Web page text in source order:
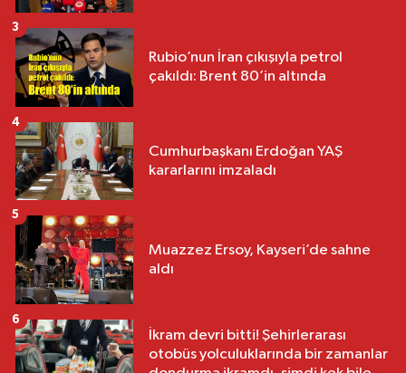
Rubio’nun İran çıkışıyla petrol
çakıldı: Brent 80’in altında
3
Cumhurbaşkanı Erdoğan YAŞ
kararlarını imzaladı
4
Muazzez Ersoy, Kayseri’de sahne
aldı
5
İkram devri bitti! Şehirlerarası
otobüs yolculuklarında bir zamanlar
6